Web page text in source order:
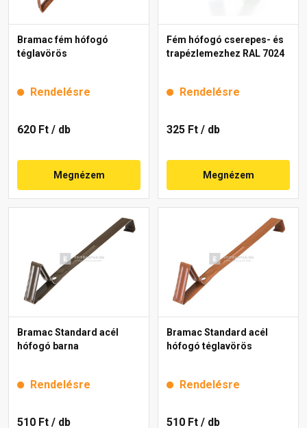
Bramac fém hófogó
téglavörös
Rendelésre
620 Ft / db
Megnézem
Fém hófogó cserepes- és
trapézlemezhez RAL 7024
Rendelésre
325 Ft / db
Megnézem
Bramac Standard acél
hófogó barna
Rendelésre
510 Ft / db
Bramac Standard acél
hófogó téglavörös
Rendelésre
510 Ft / db